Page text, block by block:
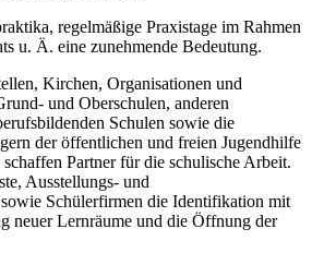
regelmäßige Praxistage im Rahmen
u. Ä. eine zunehmende Bedeutung.
Kirchen, Organisationen und
und Oberschulen, anderen
Schulen sowie die
der öffentlichen und freien Jugendhilfe
Partner für die schulische Arbeit.
Ausstellungs- und
Schülerfirmen die Identifikation mit
neuer Lernräume und die Öffnung der